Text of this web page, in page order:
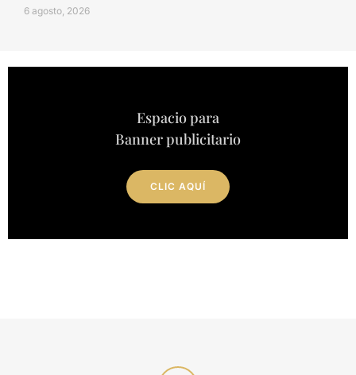
6 agosto, 2026
Espacio para
Banner publicitario
CLIC AQUÍ